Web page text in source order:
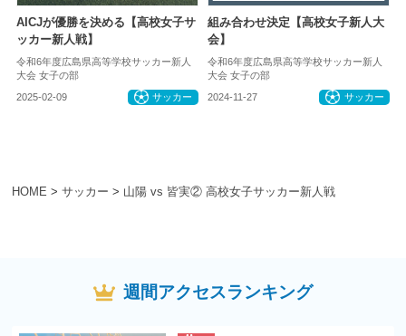
HOME > サッカー > 山陽 vs 皆実② 高校女子サッカー新人戦
AICJが優勝を決める【高校女子サ
ッカー新人戦】
令和6年度広島県高等学校サッカー新人
大会 女子の部
2025-02-09 サッカー
組み合わせ決定【高校女子新人大
会】
令和6年度広島県高等学校サッカー新人
大会 女子の部
2024-11-27 サッカー
週間アクセスランキング